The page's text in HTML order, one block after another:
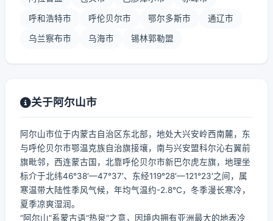
呼和浩特市 呼伦贝尔市 鄂尔多斯市 通辽市
乌兰察布市 乌海市 锡林郭勒盟
关于阿尔山市
阿尔山市位于内蒙古自治区东北部，地处大兴安岭西南麓，东
与呼伦贝尔市鄂温克族自治旗接壤，南与兴安盟科尔沁右翼前
旗毗邻，西连蒙古国，北靠呼伦贝尔市新巴尔虎左旗，地理坐
标介于北纬46°38′—47°37′、东经119°28′—121°23′之间，属
寒温带大陆性季风气候，年均气温约-2.8℃，冬季漫长寒冷，
夏季凉爽湿润。
“阿尔山”系蒙古语“热泉”之意，因境内拥有亚洲最大的地表冷